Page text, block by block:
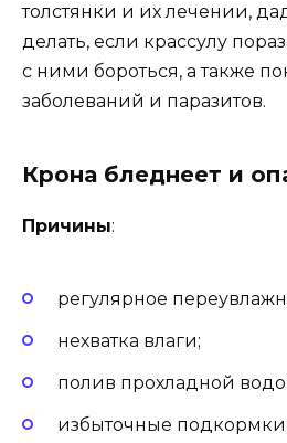
толстянки и их лечении,
делать, если крассулу
с ними бороться, а также
заболеваний и паразитов.
Крона бледнеет и
Причины:
регулярное
нехватка влаги;
полив прохладной
избыточные подкормки;